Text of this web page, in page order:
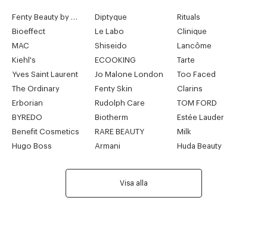
Diptyque
Rituals
Bioeffect
Le Labo
Clinique
MAC
Shiseido
Lancôme
Kiehl's
ECOOKING
Tarte
Yves Saint Laurent
Jo Malone London
Too Faced
The Ordinary
Fenty Skin
Clarins
Erborian
Rudolph Care
TOM FORD
BYREDO
Biotherm
Estée Lauder
Benefit Cosmetics
RARE BEAUTY
Milk
Hugo Boss
Armani Huda Beauty
Visa alla